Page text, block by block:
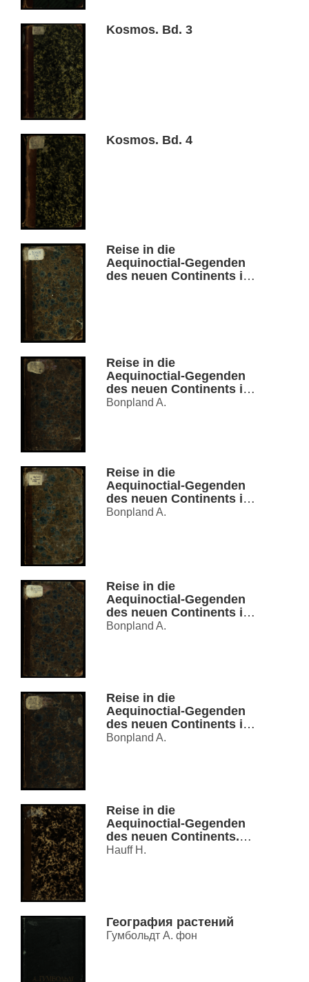
Kosmos. Bd. 3
Kosmos. Bd. 4
Reise in die
Aequinoctial-Gegenden
des neuen Continents in
Reise in die
Aequinoctial-Gegenden
des neuen Continents in
den Jahren 1799, 1800,
Bonpland A.
Reise in die
Aequinoctial-Gegenden
des neuen Continents in
den Jahren 1799, 1800,
Bonpland A.
Reise in die
Aequinoctial-Gegenden
des neuen Continents in
den Jahren 1799, 1800,
Bonpland A.
Reise in die
Aequinoctial-Gegenden
des neuen Continents in
den Jahren 1799, 1800,
Bonpland A.
Reise in die
Aequinoctial-Gegenden
des neuen Continents.
Bd. 1
Hauff H.
География растений
Гумбольдт А. фон